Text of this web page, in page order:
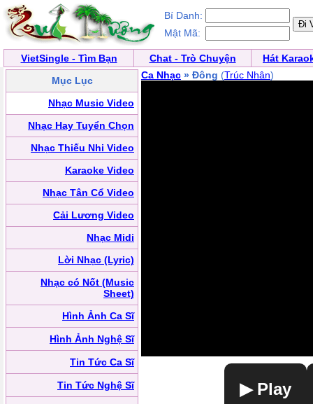
Bí Danh:
Mật Mã:
VietSingle - Tìm Bạn Chat - Trò Chuyện
Hát
Mục Lục
Nhạc Music Video
Nhạc Hay Tuyển Chọn
Nhạc Thiếu Nhi Video
Karaoke Video
Nhạc Tân Cổ Video
Cải Lương Video
Nhạc Midi
Lời Nhạc (Lyric)
Nhạc có Nốt (Music
Sheet)
Hình Ảnh Ca Sĩ
Hình Ảnh Nghệ Sĩ
Tin Tức Ca Sĩ
Tin Tức Nghệ Sĩ
Ca Nhạc » Đông (Trúc Nhân)
▶ Play